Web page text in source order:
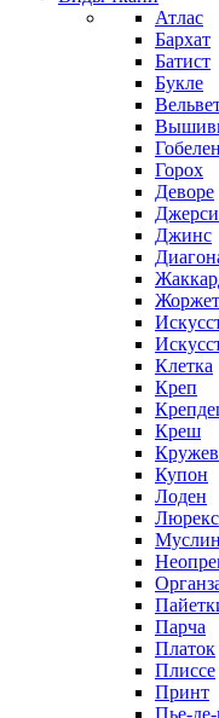
Атлас
Бархат
Батист
Букле
Гобелен
Горох
Деворе
Джерси
Джинс
Жоржет
Клетка
Креп
Креш
Купон
Лоден
Люрекс
Муслин
Парча
Платок
Плиссе
Принт
Пье-